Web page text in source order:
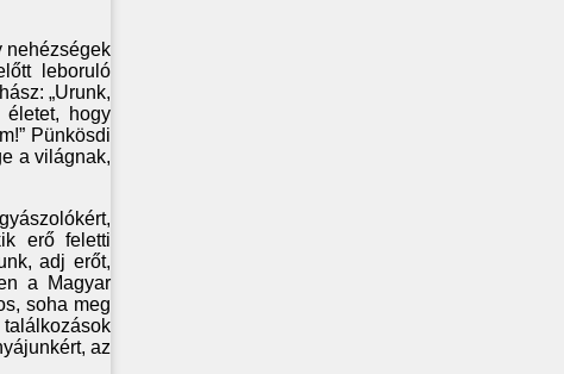
nehézségek
leboruló
„Urunk,
hogy
Pünkösdi
a világnak,
erő feletti
adj erőt,
a Magyar
soha meg
az